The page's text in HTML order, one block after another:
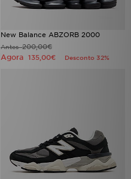
New Balance ABZORB 2000
Antes200,00€
Agora 135,00€ Desconto 32%